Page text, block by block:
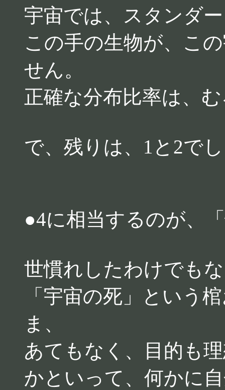
宇宙では、スタンダ
この手の生物が、こ
せん。
正確な分布比率は、
で、残りは、1と2で
●4に相当するのが、
世慣れしたわけでも
「宇宙の死」という
ま、
あてもなく、目的も
かといって、何かに